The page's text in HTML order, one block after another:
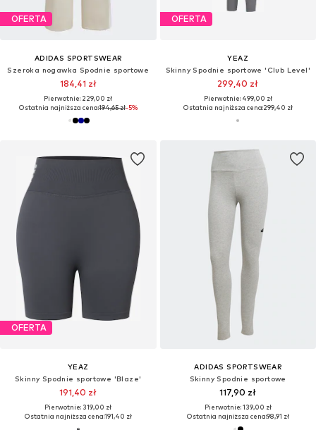
OFERTA
ADIDAS SPORTSWEAR
Szeroka nogawka Spodnie sportowe
184,41 zł
Pierwotnie: 229,00 zł
Ostatnia najniższa cena:194,65 zł-5%
OFERTA
YEAZ
Skinny Spodnie sportowe 'Club Level'
299,40 zł
Pierwotnie: 499,00 zł
Ostatnia najniższa cena:299,40 zł
OFERTA
YEAZ
Skinny Spodnie sportowe 'Blaze'
191,40 zł
Pierwotnie: 319,00 zł
Ostatnia najniższa cena:191,40 zł
ADIDAS SPORTSWEAR
Skinny Spodnie sportowe
117,90 zł
Pierwotnie: 139,00 zł
Ostatnia najniższa cena:98,91 zł